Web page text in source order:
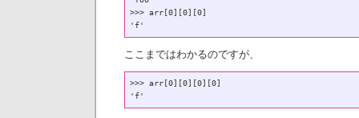
>>> arr[0][0][0]
ここまではわかるのですが、
>>> arr[0][0][0][0]